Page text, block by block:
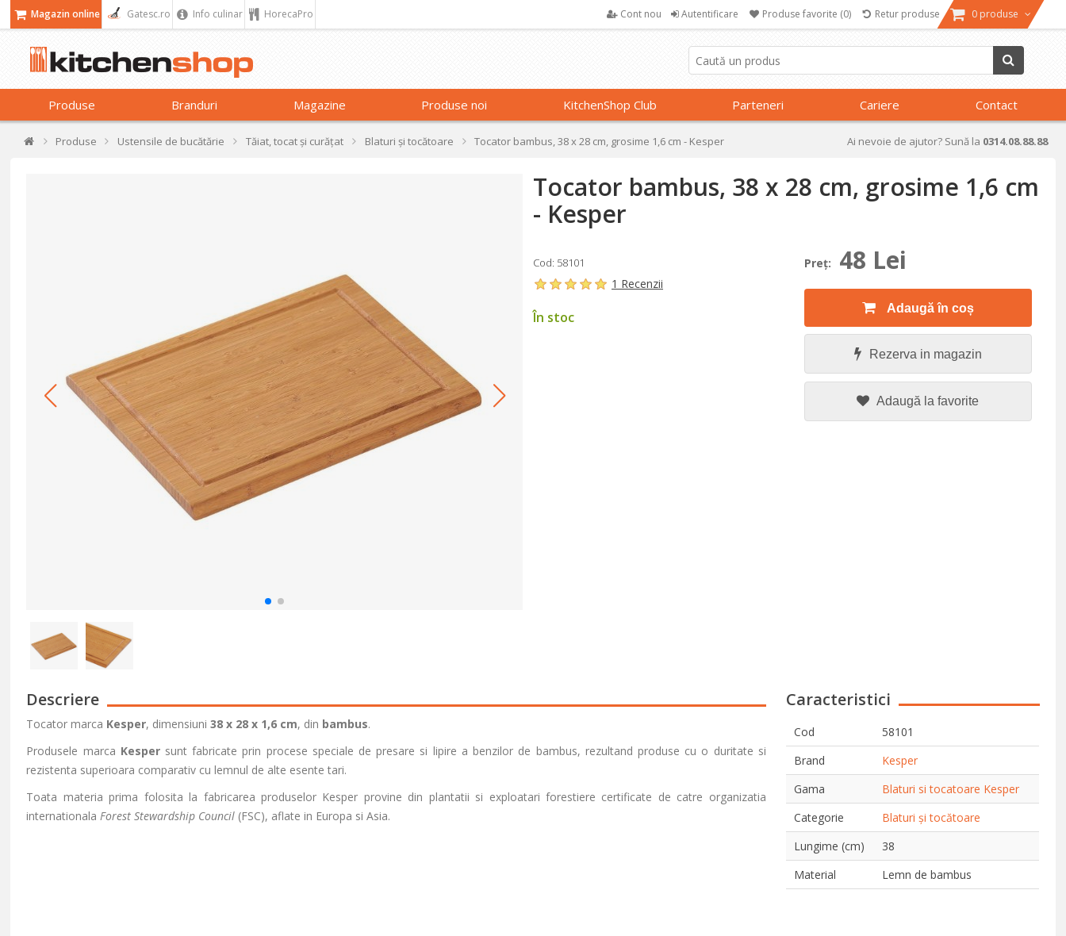
Magazin online Gatesc.ro Info culinar HorecaPro Cont nou Autentificare Produse favorite (0) Retur produse 0 produse
Produse Branduri Magazine Produse noi KitchenShop Club Parteneri Cariere Contact
Produse Ustensile de bucătărie Tăiat, tocat și curățat Blaturi și tocătoare Tocator bambus, 38 x 28 cm, grosime 1,6 cm - Kesper Ai nevoie de ajutor? Sună la 0314.08.88.88
Tocator bambus, 38 x 28 cm, grosime 1,6 cm
- Kesper
Cod: 58101
1 Recenzii
În stoc
Preţ: 48 Lei
Adaugă în coș
Rezerva in magazin
Adaugă la favorite
Descriere
Tocator marca Kesper, dimensiuni38 x 28 x 1,6 cm, din bambus.
Produsele marca Kespersunt fabricate prin procese speciale de presare si lipire a benzilor de bambus, rezultand produse cu o duritate si
rezistenta superioara comparativ cu lemnul de alte esente tari.
Toata materia prima folosita la fabricarea produselor Kesper provine din plantatii si exploatari forestiere certificate de catre organizatia
internationalaForest Stewardship Council (FSC), aflate in Europa si Asia.
Caracteristici
Cod
58101
Brand
Kesper
Gama
Blaturi si tocatoare Kesper
Categorie
Blaturi și tocătoare
Lungime (cm)
38
Material
Lemn de bambus